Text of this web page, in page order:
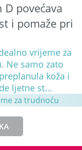
D povećava
i pomaže pri
vrijeme za
Ne samo zato
koža i
ljetne st...
za trudnoću